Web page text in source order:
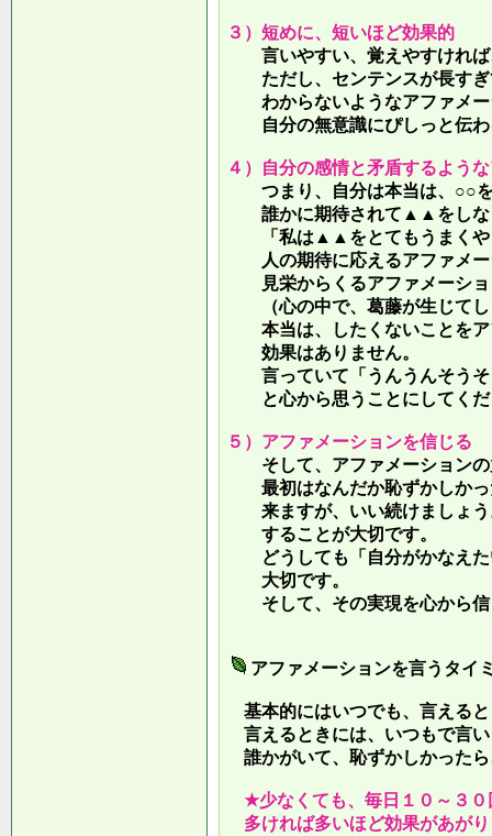
３）短めに、短いほど効果的
言いやすい、覚えやすければ
ただし、センテンスが長すぎ
わからないようなアファメー
自分の無意識にぴしっと伝わ
４）自分の感情と矛盾するよう
つまり、自分は本当は、○○を
誰かに期待されて▲▲をしな
「私は▲▲をとてもうまくや
人の期待に応えるアファメ
見栄からくるアファメーショ
（心の中で、葛藤が生じてし
本当は、したくないことをア
効果はありません。
言っていて 「うんうんそう
と心から思うことにしてくだ
５）アファメーションを信じる
そして、アファメーションの
最初はなんだか恥ずかしかっ
来ますが、いい続けましょう
することが大切です。
どうしても「自分がかなえた
大切です。
そして、その実現を心から信
アファメーションを言うタイ
基本的にはいつでも、言える
言えるときには、いつもで言
誰かがいて、恥ずかしかった
★少なくても、毎日１０～３０
多ければ多いほど効果があが